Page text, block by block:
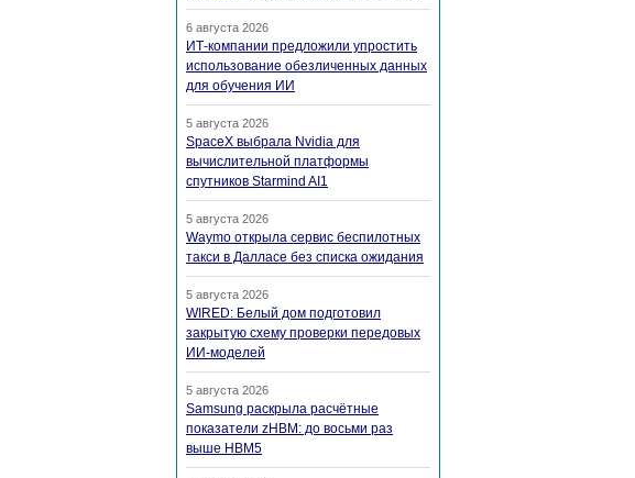
6 августа 2026
ИТ-компании предложили упростить
использование обезличенных данных
для обучения ИИ
5 августа 2026
SpaceX выбрала Nvidia для
вычислительной платформы
спутников Starmind AI1
5 августа 2026
Waymo открыла сервис беспилотных
такси в Далласе без списка ожидания
5 августа 2026
WIRED: Белый дом подготовил
закрытую схему проверки передовых
ИИ-моделей
5 августа 2026
Samsung раскрыла расчётные
показатели zHBM: до восьми раз
выше HBM5